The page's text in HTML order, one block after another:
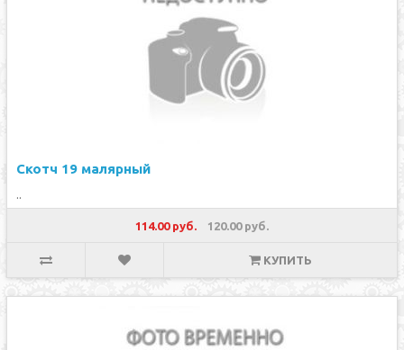
Скотч 19 малярный
..
114.00 руб. 120.00 руб.
КУПИТЬ